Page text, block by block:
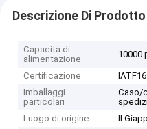
Descrizione Di Prodotto
Capacità di
alimentazione
10000
Certificazione
Imballaggi
particolari
Caso/
Luogo di origine
Il